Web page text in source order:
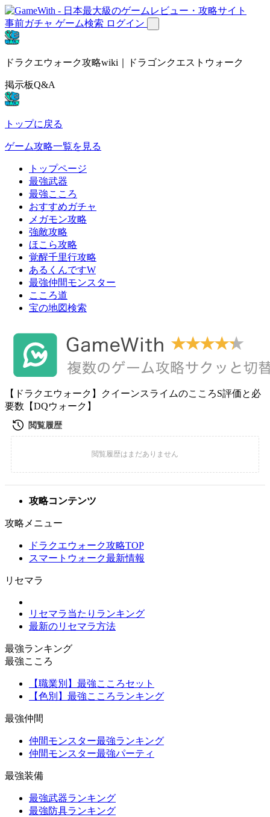
事前ガチャ ゲーム検索 ログイン
ドラクエウォーク攻略wiki｜ドラゴンクエストウォーク
掲示板Q&A
トップに戻る
ゲーム攻略一覧を見る
トップページ
最強武器
最強こころ
おすすめガチャ
メガモン攻略
強敵攻略
ほこら攻略
覚醒千里行攻略
あるくんですW
最強仲間モンスター
こころ道
宝の地図検索
【ドラクエウォーク】クイーンスライムのこころS評価と必
要数【DQウォーク】
攻略コンテンツ
攻略メニュー
ドラクエウォーク攻略TOP
スマートウォーク最新情報
リセマラ
リセマラ当たりランキング
最新のリセマラ方法
最強ランキング
最強こころ
【職業別】最強こころセット
【色別】最強こころランキング
最強仲間
仲間モンスター最強ランキング
仲間モンスター最強パーティ
最強装備
最強武器ランキング
最強防具ランキング